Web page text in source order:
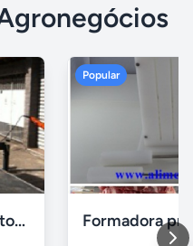
Guindaste munck para 2 toneladas
Popular